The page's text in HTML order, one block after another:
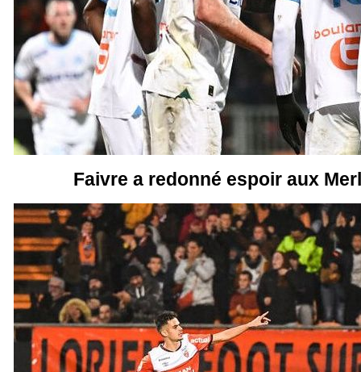
Faivre a redonné espoir aux